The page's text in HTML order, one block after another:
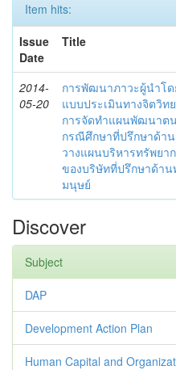
Item hits:
Issue
Date
Title
2014-
05-20
การพัฒนาภาวะผู้นำโ
แบบประเมินทางจิตวิท
การจัดทำแผนพัฒนาตน
กรณีศึกษาที่ปรึกษาด้าน
วางแผนบริหารทรัพยา
ของบริษัทที่ปรึกษาด้าน
มนุษย์
Discover
Subject
DAP
Development Action Plan
Human Capital and